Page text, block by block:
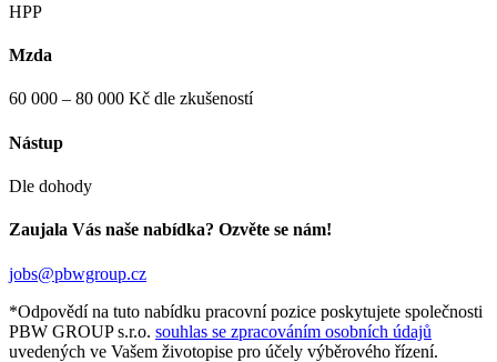
HPP
Mzda
60 000 – 80 000 Kč dle zkušeností
Nástup
Dle dohody
Zaujala Vás naše nabídka? Ozvěte se nám!
jobs@pbwgroup.cz
*Odpovědí na tuto nabídku pracovní pozice poskytujete společnosti
PBW GROUP s.r.o. souhlas se zpracováním osobních údajů
uvedených ve Vašem životopise pro účely výběrového řízení.